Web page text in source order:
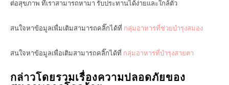
ต่อสุขภาพ ที่เราสามารถหามา รับประทานได้ง่ายและใกล้ตัว
สนใจหาข้อมูลเพื่มเติมสามารถคลิ๊กได้ที่ กลุ่มอาหารที่ช่วยบำรุงสมอง
สนใจหาข้อมูลเพื่อเติมสามารถคลิ๊กได้ที่ กลุ่มอาหารที่บำรุงสายตา
กล่าวโดยรวมเรื่องความปลอดภัยของ